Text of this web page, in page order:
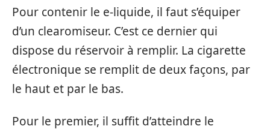
Pour contenir le e-liquide, il faut s’équiper
d’un clearomiseur. C’est ce dernier qui
dispose du réservoir à remplir. La cigarette
électronique se remplit de deux façons, par
le haut et par le bas.
Pour le premier, il suffit d’atteindre le